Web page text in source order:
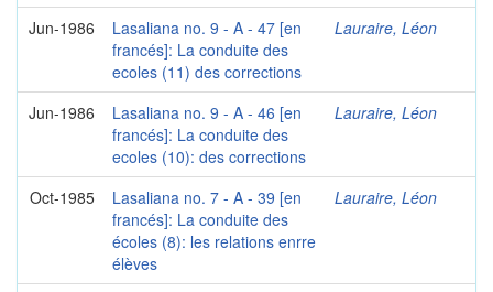
Jun-1986
Lasaliana no. 9 - A - 47 [en
francés]: La conduite des
ecoles (11) des corrections
Lauraire, Léon
Jun-1986
Lasaliana no. 9 - A - 46 [en
francés]: La conduite des
ecoles (10): des corrections
Lauraire, Léon
Oct-1985
Lasaliana no. 7 - A - 39 [en
francés]: La conduite des
écoles (8): les relations enrre
élèves
Lauraire, Léon